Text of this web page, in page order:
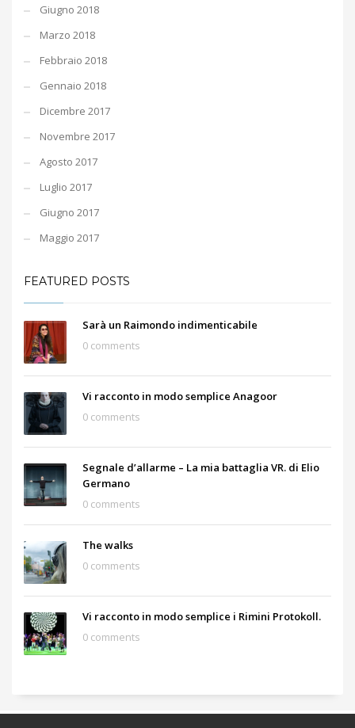
Giugno 2018
Marzo 2018
Febbraio 2018
Gennaio 2018
Dicembre 2017
Novembre 2017
Agosto 2017
Luglio 2017
Giugno 2017
Maggio 2017
FEATURED POSTS
Sarà un Raimondo indimenticabile
0 comments
Vi racconto in modo semplice Anagoor
0 comments
Segnale d’allarme – La mia battaglia VR. di Elio
Germano
0 comments
The walks
0 comments
Vi racconto in modo semplice i Rimini Protokoll.
0 comments